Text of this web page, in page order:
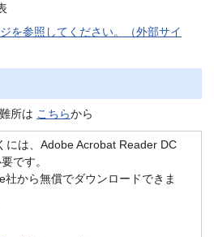
を参照してください。（外部サイ
所は こちらから
には、Adobe Acrobat Reader DC
です。
から無償でダウンロードできま